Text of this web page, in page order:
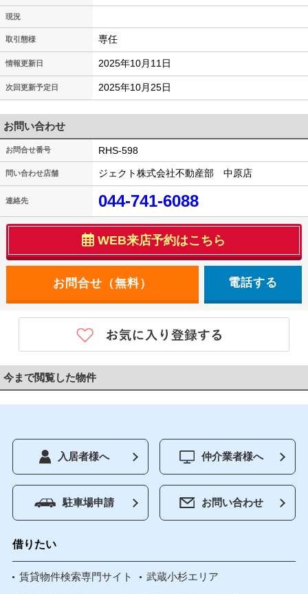
現況
取引態様 専任
情報更新日 2025年10月11日
次回更新予定日 2025年10月25日
お問い合わせ
お問合せ番号 RHS-598
問い合わせ店舗 ジェクト株式会社不動産部 中原店
連絡先 044-741-6088
WEB来店予約はこちら
電話する
今まで閲覧した物件
入居者様へ 仲介業者様へ
駐車場申請 お問い合わせ
借りたい
賃貸物件検索専門サイト 武蔵小杉エリア